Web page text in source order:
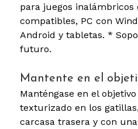
para juegos inalámbricos
compatibles, PC con
Android y tabletas. *
futuro.
Mantente en el
Manténgase en el
texturizado en los
carcasa trasera y con